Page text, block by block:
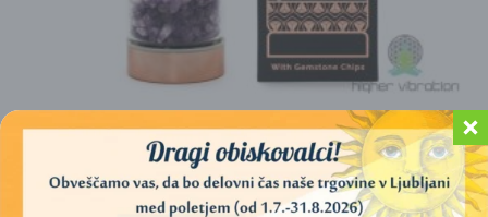
KRISTALNA STEKLENICA, INFUZOR, ZA ČAJ, AMETIST
– ROSE GOLD
33,00€